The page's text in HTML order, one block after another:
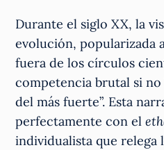
Durante el siglo XX, la
evolución, popularizada
fuera de los círculos
competencia brutal si no
del más fuerte”. Esta
perfectamente con el
individualista que relega